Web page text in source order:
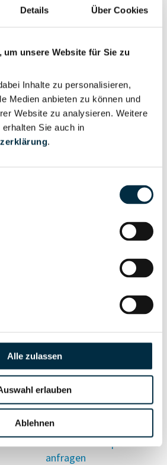
Details Über Cookies
um unsere Website für Sie zu
Inhalte zu personalisieren,
Medien anbieten zu können und
Website zu analysieren. Weitere
Sie auch in
.
Alle zulassen
erlauben
Ablehnen
Vollständiges
Unternehmensprofil
anfragen
Vollständiges
Unternehmensprofil
anfragen
anfragen